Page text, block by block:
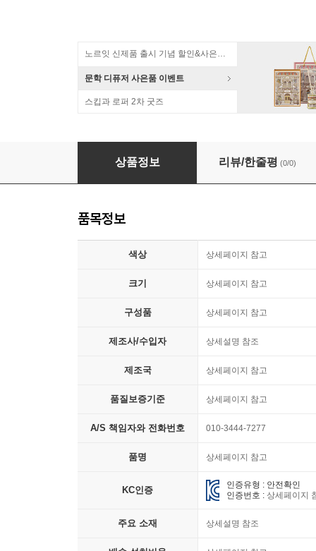
노르잇 신제품 출시 기념 할인&사은품 증정!
문학 디퓨저 사은품 이벤트
스킵과 로퍼 2차 굿즈
북유럽 대형러그 디자인러그 인테리어 거실카
상품정보 리뷰/한줄평 (0/0)
품목정보
색상 상세페이지 참고
크기 상세페이지 참고
구성품 상세페이지 참고
제조사/수입자 상세설명 참조
제조국 상세페이지 참고
품질보증기준 상세페이지 참고
A/S 책임자와 전화번호 010-3444-7277
품명 상세페이지 참고
KC인증
인증유형 : 안전확인
인증번호 :상세페이지
주요 소재 상세설명 참조